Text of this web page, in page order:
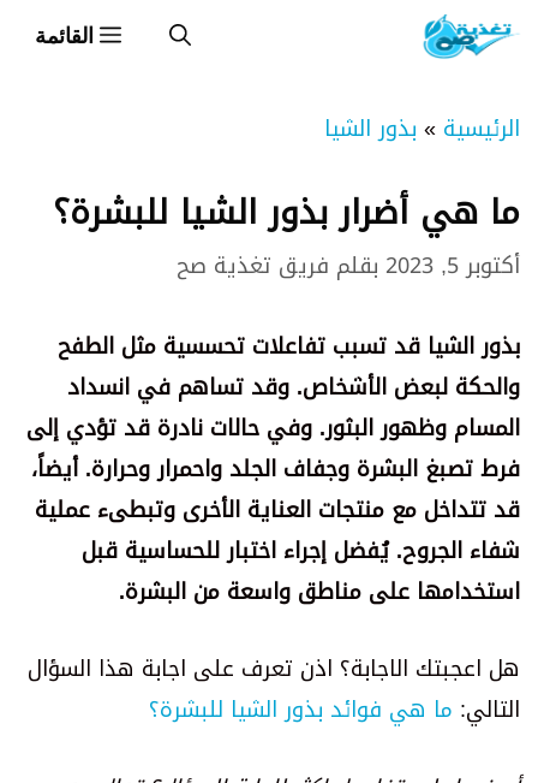
انتقل
القائمة
الرئيسية » بذور الشيا
ما هي أضرار بذور الشيا للبشرة؟
أكتوبر 5, 2023 بقلم فريق تغذية صح
بذور الشيا قد تسبب تفاعلات تحسسية مثل الطفح
والحكة لبعض الأشخاص. وقد تساهم في انسداد
المسام وظهور البثور. وفي حالات نادرة قد تؤدي إلى
فرط تصبغ البشرة وجفاف الجلد واحمرار وحرارة. أيضاً،
قد تتداخل مع منتجات العناية الأخرى وتبطىء عملية
شفاء الجروح. يُفضل إجراء اختبار للحساسية قبل
استخدامها على مناطق واسعة من البشرة.
هل اعجبتك الاجابة؟ اذن تعرف على اجابة هذا السؤال
التالي: ما هي فوائد بذور الشيا للبشرة؟